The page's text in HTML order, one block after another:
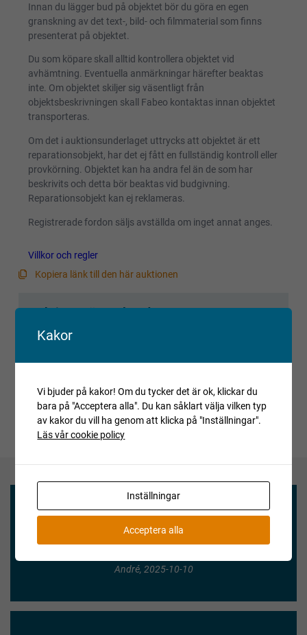
Innan du lägger bud på objektet bör du göra en egen
granskning av det text-, bild- och filmmaterial som finns
presenterat på objektet.
Du som köpare skall alltid kontrollera objektet vid
avhämtning. Eventuella anmärkningar härefter beaktas
inte. Om objektet skiljer sig väsentligt från
objektsbeskrivningen skall Fabeo kontaktas innan objektet
transporteras.
Om det i auktionsunderlaget uttrycks att objektet är ett
reparationsobjekt, har det ej fått en fullständig kontroll eller
provkörning. Objektet kan ha andra fel än de som har
beskrivits och detta bör beaktas vid budgivning.
Reparationsobjekt kan ej reklameras.
Registrerade fordon säljs avställda om inget annat anges.
Villkor och regler
Kopiera länk till den här auktionen
Auktionen är avslutad
Är du intresserad av objektet men deltog inte i
budgivningen, var vänlig kontakta ansvarig mäklare för
Enkel försäljning och säker betalning!
★★★★★
André, 2025-10-10
Kakor
Vi bjuder på kakor! Om du tycker det är ok, klickar du
bara på "Acceptera alla". Du kan såklart välja vilken typ
av kakor du vill ha genom att klicka på "Inställningar".
Läs vår cookie policy
Inställningar
Acceptera alla